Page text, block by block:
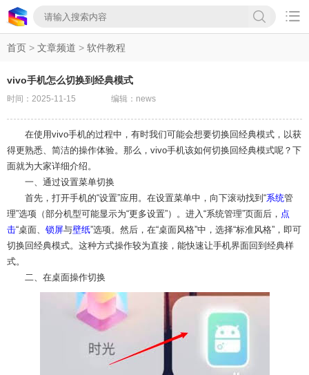

首页 > 文章频道 > 软件教程
vivo手机怎么切换到经典模式
时间：2025-11-15 编辑：news
在使用vivo手机的过程中，有时我们可能会想要切换回经典模式，以获
得更熟悉、简洁的操作体验。那么，vivo手机该如何切换回经典模式呢？下
面就为大家详细介绍。
一、通过设置菜单切换
首先，打开手机的“设置”应用。在设置菜单中，向下滚动找到“系统管
理”选项（部分机型可能显示为“更多设置”）。进入“系统管理”页面后， 点
击“桌面、 锁屏与壁纸”选项。然后，在“桌面风格”中，选择“标准风格”，即可
切换回经典模式。这种方式操作较为直接，能快速让手机界面回到经典样
式。
二、在桌面操作切换